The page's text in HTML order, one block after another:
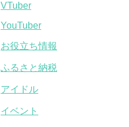
VTuber
YouTuber
お役立ち情報
ふるさと納税
アイドル
イベント